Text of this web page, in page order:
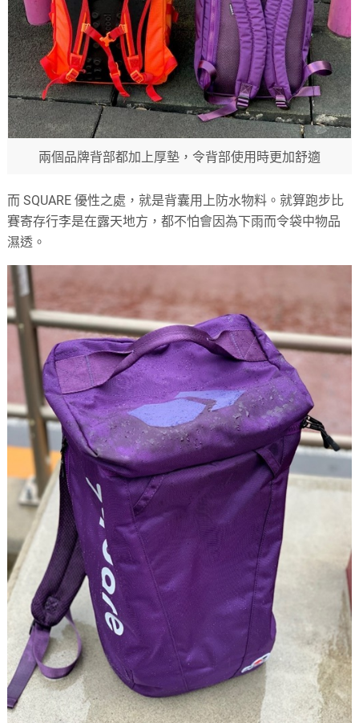
兩個品牌背部都加上厚墊，令背部使用時更加舒適
而 SQUARE 優性之處，就是背囊用上防水物料。就算跑步比
賽寄存行李是在露天地方，都不怕會因為下雨而令袋中物品
濕透。